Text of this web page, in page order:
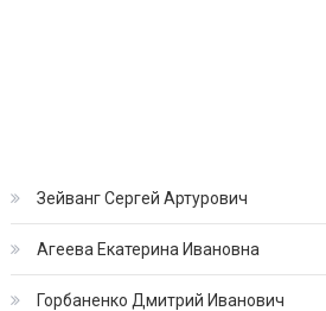
Зейванг Сергей Артурович
Агеева Екатерина Ивановна
Горбаненко Дмитрий Иванович